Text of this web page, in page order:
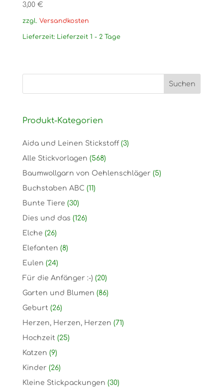
3,00 €
zzgl. Versandkosten
Lieferzeit: Lieferzeit 1 - 2 Tage
Produkt-Kategorien
Aida und Leinen Stickstoff (3)
Alle Stickvorlagen (568)
Baumwollgarn von Oehlenschläger (5)
Buchstaben ABC (11)
Bunte Tiere (30)
Dies und das (126)
Elche (26)
Elefanten (8)
Eulen (24)
Für die Anfänger :-) (20)
Garten und Blumen (86)
Geburt (26)
Herzen, Herzen, Herzen (71)
Hochzeit (25)
Katzen (9)
Kinder (26)
Kleine Stickpackungen (30)